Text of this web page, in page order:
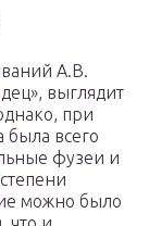
А.В.
выглядит
при
была всего
фузеи и
можно было